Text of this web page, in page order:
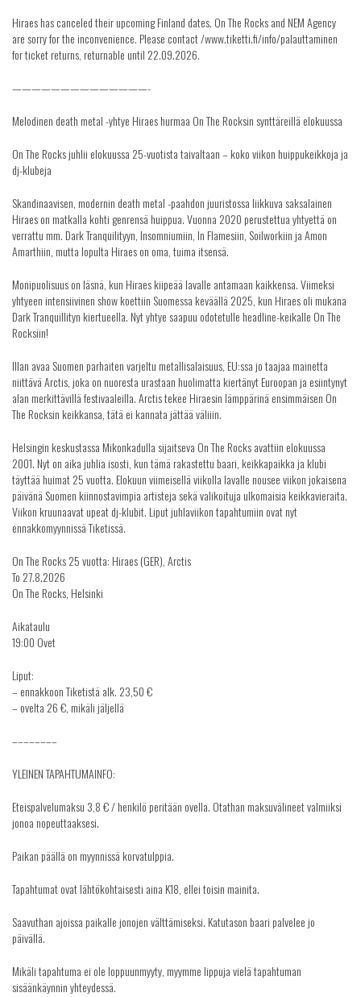
Hiraes has canceled their upcoming Finland dates. On The Rocks and NEM Agency
are sorry for the inconvenience. Please contact /www.tiketti.fi/info/palauttaminen
for ticket returns, returnable until 22.09.2026.
——————————————-
Melodinen death metal -yhtye Hiraes hurmaa On The Rocksin synttäreillä elokuussa
On The Rocks juhlii elokuussa 25-vuotista taivaltaan – koko viikon huippukeikkoja ja
dj-klubeja
Skandinaavisen, modernin death metal -paahdon juuristossa liikkuva saksalainen
Hiraes on matkalla kohti genrensä huippua. Vuonna 2020 perustettua yhtyettä on
verrattu mm. Dark Tranquilityyn, Insomniumiin, In Flamesiin, Soilworkiin ja Amon
Amarthiin, mutta lopulta Hiraes on oma, tuima itsensä.
Monipuolisuus on läsnä, kun Hiraes kiipeää lavalle antamaan kaikkensa. Viimeksi
yhtyeen intensiivinen show koettiin Suomessa keväällä 2025, kun Hiraes oli mukana
Dark Tranquillityn kiertueella. Nyt yhtye saapuu odotetulle headline-keikalle On The
Rocksiin!
Illan avaa Suomen parhaiten varjeltu metallisalaisuus, EU:ssa jo taajaa mainetta
niittävä Arctis, joka on nuoresta urastaan huolimatta kiertänyt Euroopan ja esiintynyt
alan merkittävillä festivaaleilla. Arctis tekee Hiraesin lämppärinä ensimmäisen On
The Rocksin keikkansa, tätä ei kannata jättää väliiin.
Helsingin keskustassa Mikonkadulla sijaitseva On The Rocks avattiin elokuussa
2001. Nyt on aika juhlia isosti, kun tämä rakastettu baari, keikkapaikka ja klubi
täyttää huimat 25 vuotta. Elokuun viimeisellä viikolla lavalle nousee viikon jokaisena
päivänä Suomen kiinnostavimpia artisteja sekä valikoituja ulkomaisia keikkavieraita.
Viikon kruunaavat upeat dj-klubit. Liput juhlaviikon tapahtumiin ovat nyt
ennakkomyynnissä Tiketissä.
On The Rocks 25 vuotta: Hiraes (GER), Arctis
To 27.8.2026
On The Rocks, Helsinki
Aikataulu
19:00 Ovet
Liput:
– ennakkoon Tiketistä alk. 23,50 €
– ovelta 26 €, mikäli jäljellä
––––––––
YLEINEN TAPAHTUMAINFO:
Eteispalvelumaksu 3,8 € / henkilö peritään ovella. Otathan maksuvälineet valmiiksi
jonoa nopeuttaaksesi.
Paikan päällä on myynnissä korvatulppia.
Tapahtumat ovat lähtökohtaisesti aina K18, ellei toisin mainita.
Saavuthan ajoissa paikalle jonojen välttämiseksi. Katutason baari palvelee jo
päivällä.
Mikäli tapahtuma ei ole loppuunmyyty, myymme lippuja vielä tapahtuman
sisäänkäynnin yhteydessä.